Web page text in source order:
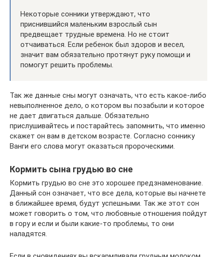
Некоторые сонники утверждают, что
приснившийся маленьким взрослый сын
предвещает трудные времена. Но не стоит
отчаиваться. Если ребенок был здоров и весел,
значит вам обязательно протянут руку помощи и
помогут решить проблемы.
Так же данные сны могут означать, что есть какое-либо
невыполненное дело, о котором вы позабыли и которое
не дает двигаться дальше. Обязательно
прислушивайтесь и постарайтесь запомнить, что именно
скажет он вам в детском возрасте. Согласно соннику
Ванги его слова могут оказаться пророческими.
Кормить сына грудью во сне
Кормить грудью во сне это хорошее предзнаменование.
Данный сон означает, что все дела, которые вы начнете
в ближайшее время, будут успешными. Так же этот сон
может говорить о том, что любовные отношения пойдут
в гору и если и были какие-то проблемы, то они
наладятся.